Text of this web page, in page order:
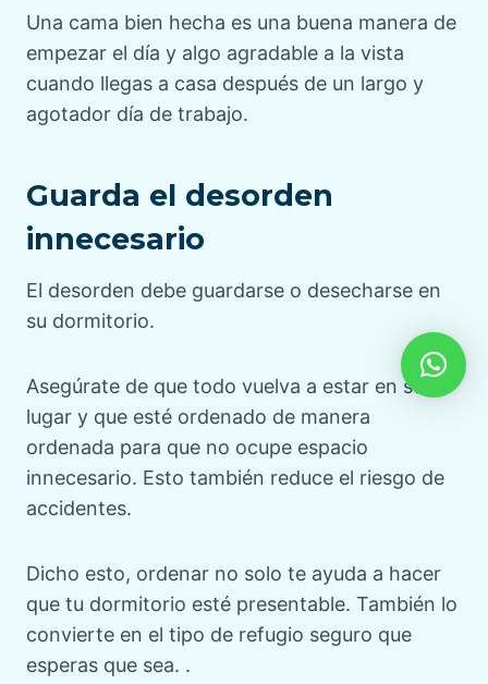
Una cama bien hecha es una buena manera de
empezar el día y algo agradable a la vista
cuando llegas a casa después de un largo y
agotador día de trabajo.
Guarda el desorden
innecesario
El desorden debe guardarse o desecharse en
su dormitorio.
Asegúrate de que todo vuelva a estar en su
lugar y que esté ordenado de manera
ordenada para que no ocupe espacio
innecesario. Esto también reduce el riesgo de
accidentes.
Dicho esto, ordenar no solo te ayuda a hacer
que tu dormitorio esté presentable. También lo
convierte en el tipo de refugio seguro que
esperas que sea. .